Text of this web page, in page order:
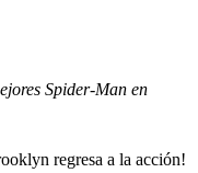
Spider-Man en
regresa a la acción!